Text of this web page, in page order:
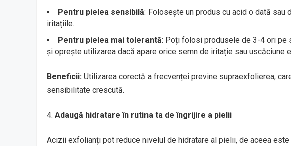
Pentru pielea sensibilă: Folosește un produs cu acid o dată sau
iritațiile.
Pentru pielea mai tolerantă: Poți folosi produsele de 3-4 ori pe
și oprește utilizarea dacă apare orice semn de iritație sau uscăciune
Beneficii: Utilizarea corectă a frecvenței previne supraexfolierea,
sensibilitate crescută.
Adaugă hidratare în rutina ta de îngrijire a pielii
Acizii exfolianți pot reduce nivelul de hidratare al pielii, de aceea